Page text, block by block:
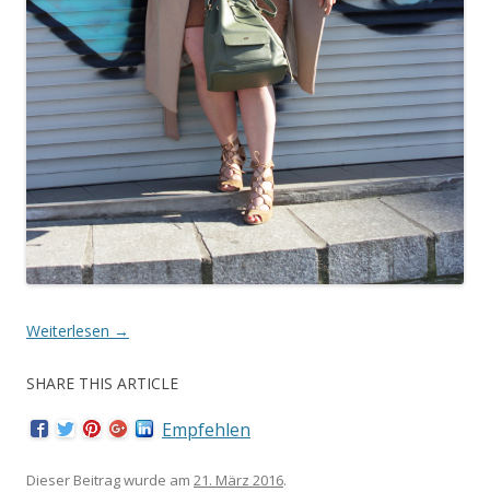
Weiterlesen →
SHARE THIS ARTICLE
Empfehlen
Dieser Beitrag wurde am 21. März 2016.